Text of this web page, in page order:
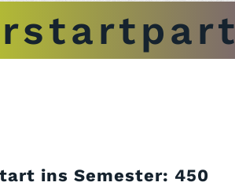
ins Semester: 450